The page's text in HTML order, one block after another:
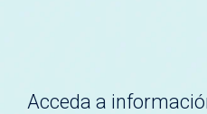
Acceda a